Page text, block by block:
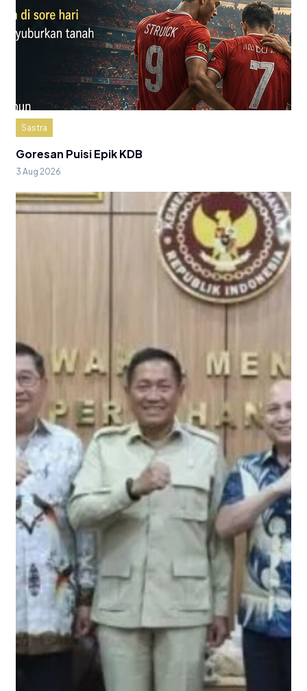
Sastra
Goresan Puisi Epik KDB
3 Aug 2026